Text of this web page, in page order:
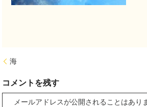
海
コメントを残す
メールアドレスが公開されることはあり